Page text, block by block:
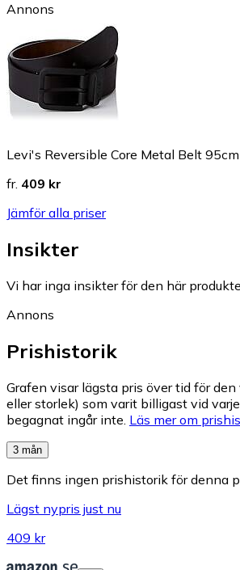
Annons
Levi's Reversible Core Metal Belt 95cm
fr. 409 kr
Jämför alla priser
Insikter
Vi har inga insikter för den här
Annons
Prishistorik
Grafen visar lägsta pris över tid för
eller storlek) som varit billigast vid
begagnat ingår inte. Läs mer om
3 mån
Det finns ingen prishistorik för denna
Lägst nypris just nu
409 kr